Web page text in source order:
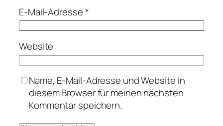
E-Mail-Adresse*
Website
Name, E-Mail-Adresse und Website in
diesem Browser für meinen nächsten
Kommentar speichern.